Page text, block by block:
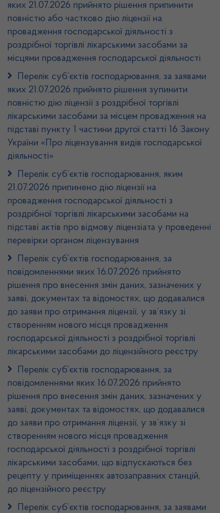
яких 21.07.2026 прийнято рішення припинити
повністю або частково дію ліцензії на
провадження господарської діяльності з
роздрібної торгівлі лікарськими засобами за
місцями провадження господарської діяльності
Перелік суб’єктів господарювання, за заявами
яких 21.07.2026 прийнято рішення зупинити
повністю дію ліцензії з роздрібної торгівлі
лікарськими засобами за місцем провадження на
підставі пункту 1 частини другої статті 16 Закону
України «Про ліцензування видів господарської
діяльності»
Перелік суб’єктів господарювання, яким
21.07.2026 припинено дію ліцензії на
провадження господарської діяльності з
роздрібної торгівлі лікарськими засобами на
підставі актів про відмову ліцензіата у проведенні
перевірки органом ліцензування
Перелік суб’єктів господарювання, за
повідомленнями яких 16.07.2026 прийнято
рішення про внесення змін даних, зазначених у
заяві, документах та відомостях, що додавалися
до заяви про отримання ліцензії, у зв’язку зі
створенням нового місця провадження
господарської діяльності з роздрібної торгівлі
лікарськими засобами до ліцензійного реєстру
Перелік суб’єктів господарювання, за
повідомленнями яких 16.07.2026 прийнято
рішення про внесення змін даних, зазначених у
заяві, документах та відомостях, що додавалися
до заяви про отримання ліцензії, у зв’язку зі
створенням нового місця провадження
господарської діяльності з роздрібної торгівлі
лікарськими засобами, що відпускаються без
рецепту у приміщеннях автозаправних станцій,
до ліцензійного реєстру
Перелік суб’єктів господарювання, за заявами